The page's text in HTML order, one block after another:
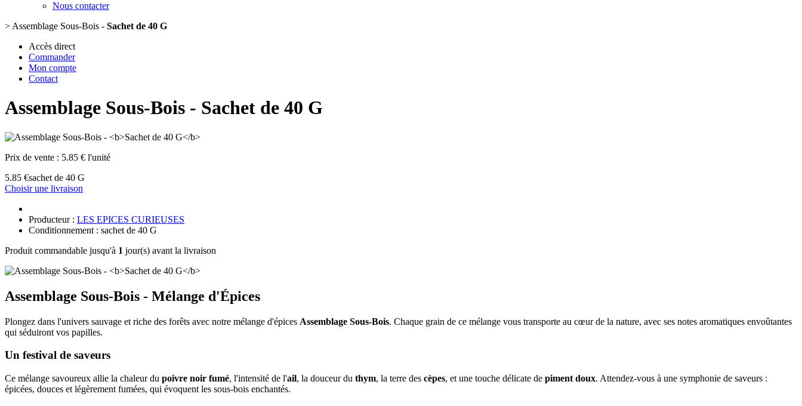
Nous contacter
> Assemblage Sous-Bois - Sachet de 40 G
Accès direct
Commander
Mon compte
Contact
Assemblage Sous-Bois - Sachet de 40 G
Prix de vente : 5.85 € l'unité
5.85 €sachet de 40 G
Choisir une livraison
Producteur : LES EPICES CURIEUSES
Conditionnement : sachet de 40 G
Produit commandable jusqu'à 1 jour(s) avant la livraison
Assemblage Sous-Bois - Mélange d'Épices
Plongez dans l'univers sauvage et riche des forêts avec notre mélange d'épices Assemblage Sous-Bois. Chaque grain de ce mélange vous transporte au cœur de la nature, avec ses notes aromatiques envoûtantes
qui séduiront vos papilles.
Un festival de saveurs
Ce mélange savoureux allie la chaleur du poivre noir fumé, l'intensité de l'ail, la douceur du thym, la terre des cèpes, et une touche délicate de piment doux. Attendez-vous à une symphonie de saveurs :
épicées, douces et légèrement fumées, qui évoquent les sous-bois enchantés.